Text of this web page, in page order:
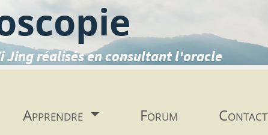
Jing réalisés en consultant l'oracle
Apprendre Forum Contact